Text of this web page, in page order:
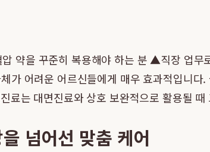
약을 꾸준히 복용해야 하는 분 ▲직장 업
어려운 어르신들에게 매우 효과적입니
료는 대면진료와 상호 보완적으로 활용될
넘어선 맞춤 케어